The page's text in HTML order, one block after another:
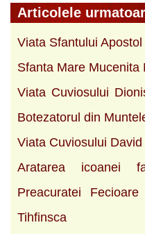
Articolele
Viata Sfantului
Sfanta Mare Mucenita
Viata Cuviosului
Botezatorul din
Viata Cuviosului
Aratarea icoanei
Preacuratei
Tihfinsca